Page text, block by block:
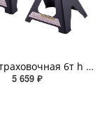
Опора страховочная 6т h 385-595мм SKYWAY комплект 2 шт
5 659 ₽